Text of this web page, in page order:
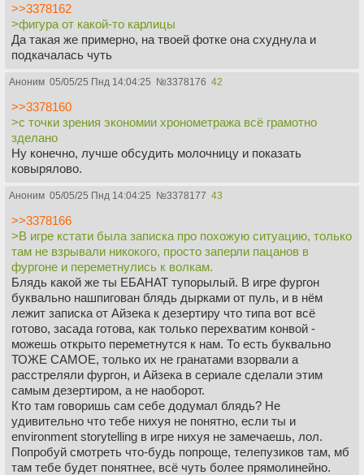
>>3378162
>фигура от какой-то карлицы
Да такая же примерно, на твоей фотке она схуднула и
подкачалась чуть
Аноним 05/05/25 Пнд 14:04:25 №3378176 42
>>3378160
>с точки зрения экономии хронометража всё грамотно
зделано
Ну конечно, лучше обсудить молочницу и показать
ковырялово.
Аноним 05/05/25 Пнд 14:04:25 №3378177 43
>>3378166
>В игре кстати была записка про похожую ситуацию, только
там не взрывали никокого, просто заперли пацанов в
фургоне и переметнулись к волкам.
Блядь какой же ты ЕБАНАТ тупорылый. В игре фургон
буквально нашпигован блядь дырками от пуль, и в нём
лежит записка от Айзека к дезертиру что типа вот всё
готово, засада готова, как только перехватим конвой -
можешь открыто переметнутся к нам. То есть буквально
ТОЖЕ САМОЕ, только их не гранатами взорвали а
расстреляли фургон, и Айзека в сериале сделали этим
самым дезертиром, а не наоборот.
Кто там говоришь сам себе додумал блядь? Не
удивительно что тебе нихуя не понятно, если ты и
environment storytelling в игре нихуя не замечаешь, лол.
Попробуй смотреть что-будь попроще, телепузиков там, мб
там тебе будет понятнее, всё чуть более прямолинейно.